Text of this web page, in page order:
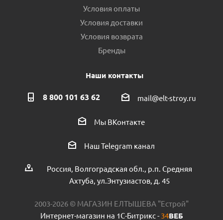
Условия оплаты
Условия доставки
Условия возврата
Бренды
Наши контакты
8 800 101 63 62 mail@elt-stroy.ru
Мы ВКонтакте
Наш Telegram канал
Россия, Волгоградская обл., р.п. Средняя
Ахтуба, ул.Энтузиастов, д. 45
2003-2026 © МАГАЗИН ЕЛТЫШЕВА "Естрой"
Интернет-магазин на 1С-Битрикс - 34ВЕБ